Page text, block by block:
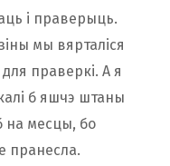
і праверыць.
мы вярталіся
праверкі. А я
б яшчэ штаны
на месцы, бо
пранесла.